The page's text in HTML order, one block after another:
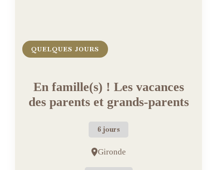
QUELQUES JOURS
En famille(s) ! Les vacances
des parents et grands-parents
6 jours
Gironde